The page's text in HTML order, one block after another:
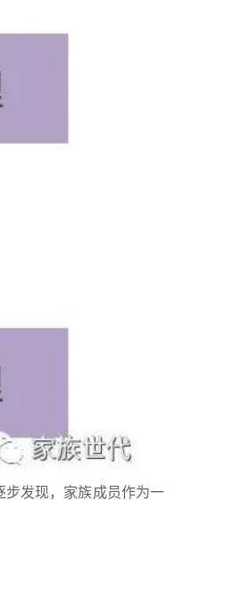
发现，家族成员作为一